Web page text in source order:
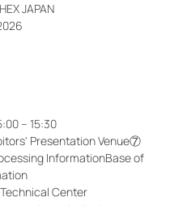
JAPAN
– 15:30
Presentation Venue⑦
InformationBase of
Center